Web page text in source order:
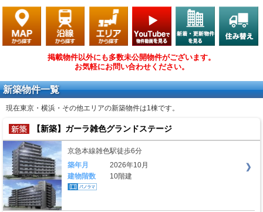
掲載物件以外にも多数未公開物件がございます。
お気軽にお問い合わせください。
新築物件一覧
現在東京・横浜・その他エリアの新築物件は1棟です。
【新築】ガーラ雑色グランドステージ
京急本線雑色駅徒歩6分
築年月
2026年10月
建物階数
10階建